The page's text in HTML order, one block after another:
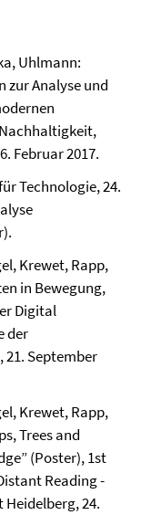
Uhlmann:
zur Analyse und
Februar 2017.
Technologie, 24.
Krewet, Rapp,
in Bewegung,
Digital
der
21. September
Krewet, Rapp,
Trees and
(Poster), 1st
Reading -
24.